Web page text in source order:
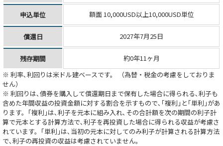
申込単位 額面 10,000USD以上10,000USD単位
償還日 2027年7月25日
残存期間
約0年11ヶ月
※ 利率､利回りは米ドル建ベースです。 （為替・税金の考慮をしておりま
せん）
※ 利回りは､債券を購入して償還期日まで保有した場合に得られる､利子も
含めた年間収益の投資金額に対する割合を示すもので､｢複利｣と｢単利｣があ
ります。｢複利｣は､利子を元本に組み入れ､その合計額を次の期間の利子計
算で元本とする計算方法で､利子を再投資した場合に得られる収益が考慮さ
れています。｢単利｣は､当初の元本に対してのみ利子が計算される計算方法
で､利子の再投資の収益は考慮されていません。